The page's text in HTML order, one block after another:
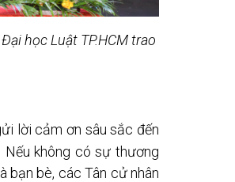
học Luật TP.HCM trao
lời cảm ơn sâu sắc đến
Nếu không có sự thương
bạn bè, các Tân cử nhân